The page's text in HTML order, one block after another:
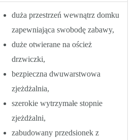
duża przestrzeń wewnątrz domku
zapewniająca swobodę zabawy,
duże otwierane na oścież
drzwiczki,
bezpieczna dwuwarstwowa
zjeżdżalnia,
szerokie wytrzymałe stopnie
zjeżdżalni,
zabudowany przedsionek z